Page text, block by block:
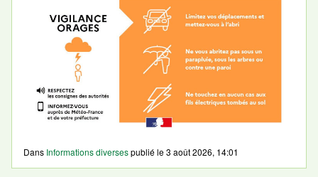
Dans Informations diversespublié le3 août 2026, 14:01